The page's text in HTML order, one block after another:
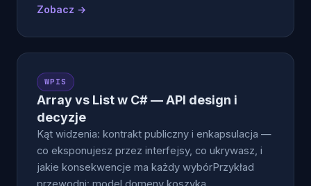
Zobacz →
WPIS
Array vs List w C# — API design i
decyzje
Kąt widzenia: kontrakt publiczny i enkapsulacja —
co eksponujesz przez interfejsy, co ukrywasz, i
jakie konsekwencje ma każdy wybórPrzykład